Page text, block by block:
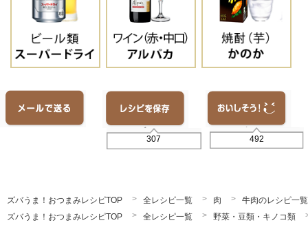
307 492
ズバうま！おつまみレシピTOP 全レシピ一覧 肉
牛肉のレシピ一覧
ズバうま！おつまみレシピTOP
全レシピ一覧
野菜・豆類・キノコ類